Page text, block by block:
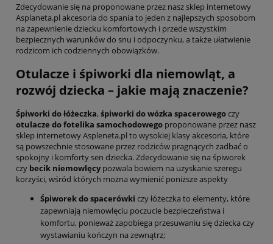
Zdecydowanie się na proponowane przez nasz sklep internetowy
Asplaneta.pl akcesoria do spania to jeden z najlepszych sposobom
na zapewnienie dziecku komfortowych i przede wszystkim
bezpiecznych warunków do snu i odpoczynku, a także ułatwienie
rodzicom ich codziennych obowiązków.
Otulacze i śpiworki dla niemowląt, a
rozwój dziecka – jakie mają znaczenie?
Śpiworki do łóżeczka, śpiworki do wózka spacerowegoczy
otulacze do fotelika samochodowego proponowane przez nasz
sklep internetowy Aspleneta.pl to wysokiej klasy akcesoria, które
są powszechnie stosowane przez rodziców pragnących zadbać o
spokojny i komforty sen dziecka. Zdecydowanie się na śpiworek
czy becik niemowlęcypozwala bowiem na uzyskanie szeregu
korzyści, wśród których można wymienić poniższe aspekty
Śpiworek do spacerówki czy łóżeczka to elementy, które
zapewniają niemowlęciu poczucie bezpieczeństwa i
komfortu, ponieważ zapobiega przesuwaniu się dziecka czy
wystawianiu kończyn na zewnątrz;